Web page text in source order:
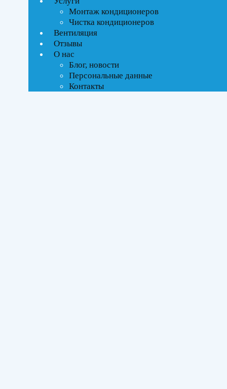
Монтаж кондиционеров
Чистка кондиционеров
Вентиляция
Отзывы
О нас
Блог, новости
Персональные данные
Контакты